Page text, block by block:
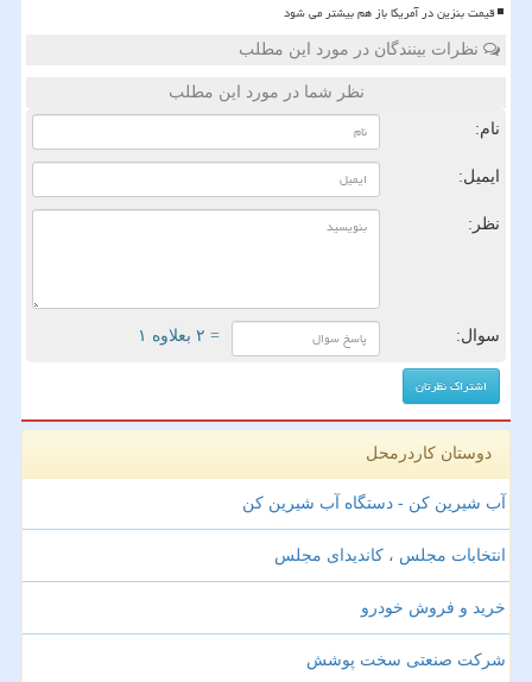
قیمت بنزین در آمریکا باز هم بیشتر می شود
نظرات بینندگان در مورد این مطلب
نظر شما در مورد این مطلب
نام:
ایمیل:
نظر:
سوال: = ۲ بعلاوه ۱
دوستان کاردرمحل
آب شیرین کن - دستگاه آب شیرین کن
انتخابات مجلس ، کاندیدای مجلس
خرید و فروش خودرو
شرکت صنعتی سخت پوشش